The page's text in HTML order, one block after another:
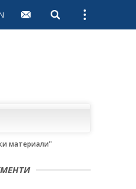
Open search
Open
материали"